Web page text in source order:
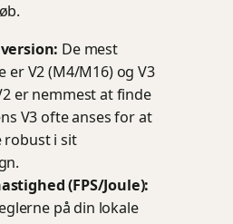
De mest
er V2 (M4/M16) og V3
er nemmest at finde
V3 ofte anses for at
i sit
(FPS/Joule):
på din lokale